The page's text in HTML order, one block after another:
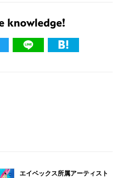
knowledge!
エイベックス所属アーティスト